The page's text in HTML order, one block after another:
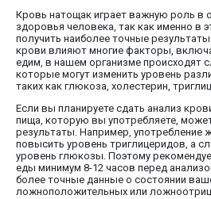
Кровь натощак играет важную роль в
здоровья человека, так как именно в
получить наиболее точные
крови влияют многие факторы,
едим, в нашем организме происходят
которые могут изменить уровень
таких как глюкоза, холестерин,
Если вы планируете сдать анализ
пища, которую вы употребляете,
результаты. Например, употребление
повысить уровень триглицеридов, а
уровень глюкозы. Поэтому
еды минимум 8-12 часов перед
более точные данные о состоянии
ложноположительных или